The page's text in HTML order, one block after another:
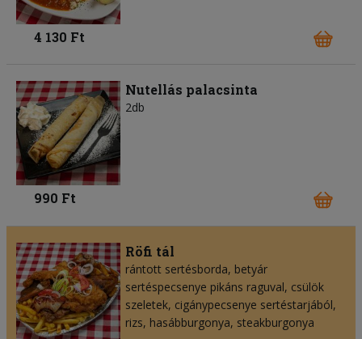
4 130 Ft
Nutellás palacsinta
2db
990 Ft
Röfi tál
rántott sertésborda, betyár
sertéspecsenye pikáns raguval, csülök
szeletek, cigánypecsenye sertéstarjából,
rizs, hasábburgonya, steakburgonya